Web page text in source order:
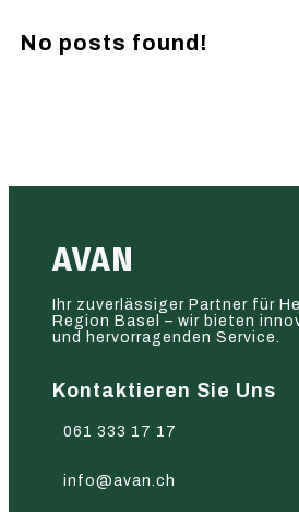
No posts found!
AVAN
Ihr zuverlässiger Partner für
Region Basel – wir bieten
und hervorragenden Service.
Kontaktieren Sie Uns
061 333 17 17
info@avan.ch